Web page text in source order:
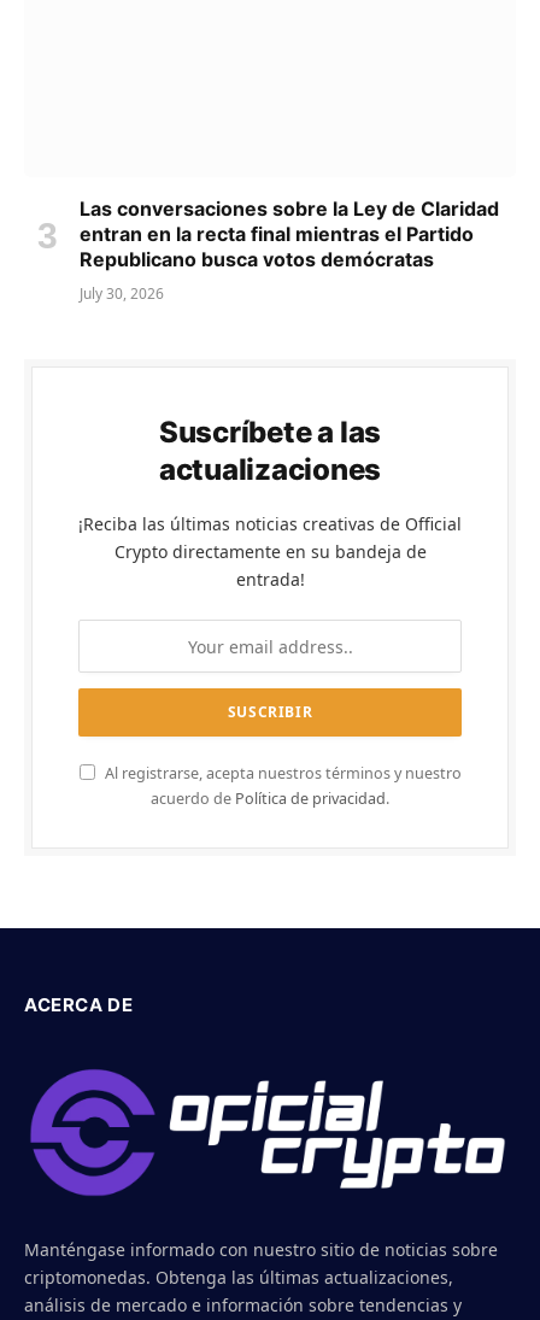
Las conversaciones sobre la Ley de Claridad
entran en la recta final mientras el Partido
Republicano busca votos demócratas
July 30, 2026
Suscríbete a las
actualizaciones
¡Reciba las últimas noticias creativas de Official
Crypto directamente en su bandeja de
entrada!
Al registrarse, acepta nuestros términos y nuestro
acuerdo de Política de privacidad.
ACERCA DE
Manténgase informado con nuestro sitio de noticias sobre
criptomonedas. Obtenga las últimas actualizaciones,
análisis de mercado e información sobre tendencias y